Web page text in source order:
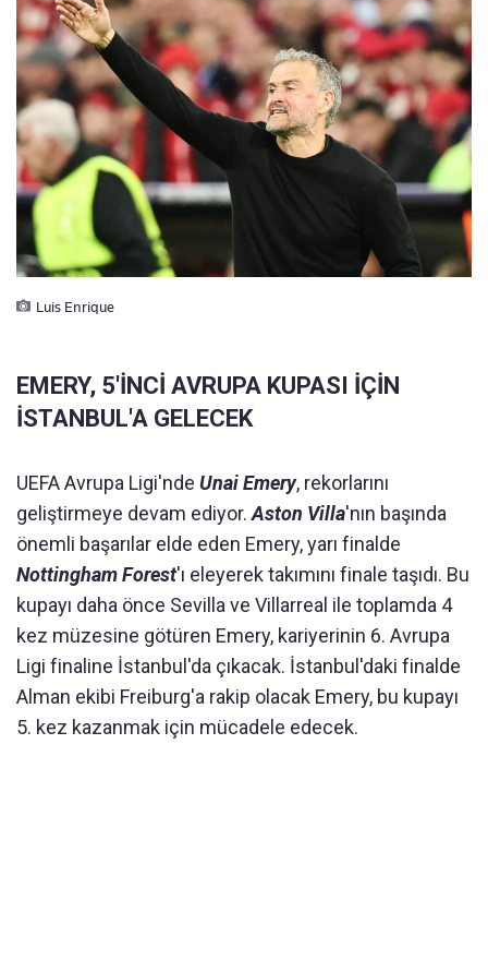
Luis Enrique
EMERY, 5'İNCİ AVRUPA KUPASI İÇİN
İSTANBUL'A GELECEK
UEFA Avrupa Ligi'nde Unai Emery, rekorlarını
geliştirmeye devam ediyor.Aston Villa'nın başında
önemli başarılar elde eden Emery, yarı finalde
Nottingham Forest'ı eleyerek takımını finale taşıdı. Bu
kupayı daha önce Sevilla ve Villarreal ile toplamda 4
kez müzesine götüren Emery, kariyerinin 6. Avrupa
Ligi finaline İstanbul'da çıkacak. İstanbul'daki finalde
Alman ekibi Freiburg'a rakip olacak Emery, bu kupayı
5. kez kazanmak için mücadele edecek.